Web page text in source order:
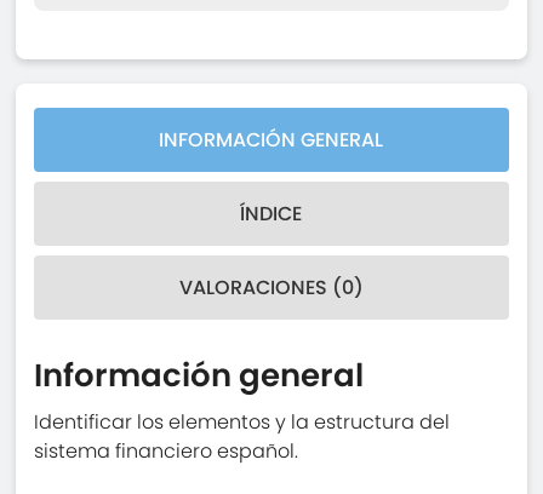
INFORMACIÓN GENERAL
ÍNDICE
VALORACIONES (0)
Información general
Identificar los elementos y la estructura del
sistema financiero español.